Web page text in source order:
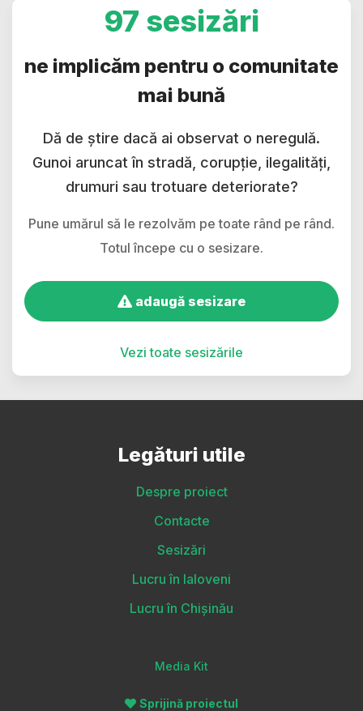
97 sesizări
ne implicăm pentru o comunitate
mai bună
Dă de știre dacă ai observat o neregulă.
Gunoi aruncat în stradă, corupție, ilegalități,
drumuri sau trotuare deteriorate?
Pune umărul să le rezolvăm pe toate rând pe rând.
Totul începe cu o sesizare.
adaugă sesizare
Vezi toate sesizările
Legături utile
Despre proiect
Contacte
Sesizări
Lucru în Ialoveni
Lucru în Chișinău
Media Kit
Sprijină proiectul